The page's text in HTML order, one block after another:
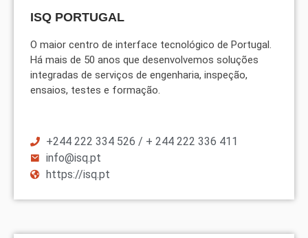
ISQ PORTUGAL
O maior centro de interface tecnológico de Portugal.
Há mais de 50 anos que desenvolvemos soluções
integradas de serviços de engenharia, inspeção,
ensaios, testes e formação.
+244 222 334 526 / + 244 222 336 411
info@isq.pt
https://isq.pt